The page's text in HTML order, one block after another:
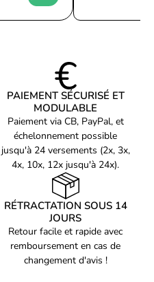
PAIEMENT SÉCURISÉ ET
MODULABLE
Paiement via CB, PayPal, et
échelonnement possible
jusqu'à 24 versements (2x, 3x,
4x, 10x, 12x jusqu'à 24x).
RÉTRACTATION SOUS 14
JOURS
Retour facile et rapide avec
remboursement en cas de
changement d'avis !